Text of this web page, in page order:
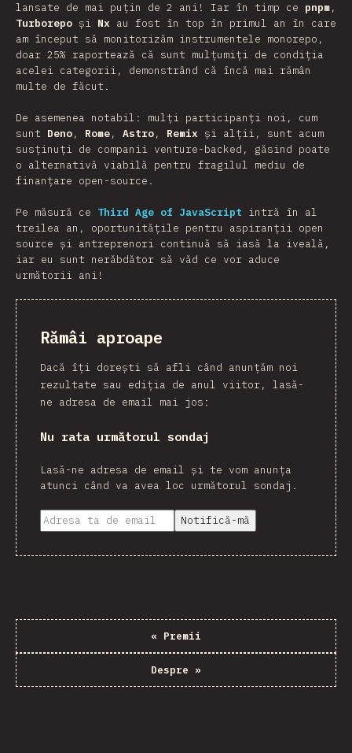
lansate de mai puțin de 2 ani! Iar în timp ce pnpm,
Turborepo și Nx au fost în top în primul an în care
am început să monitorizăm instrumentele monorepo,
doar 25% raportează că sunt mulțumiți de condiția
acelei categorii, demonstrând că încă mai rămân
multe de făcut.
De asemenea notabil: mulți participanți noi, cum
sunt Deno, Rome, Astro, Remix și alții, sunt acum
susținuți de companii venture-backed, găsind poate
o alternativă viabilă pentru fragilul mediu de
finanțare open-source.
Pe măsură ce Third Age of JavaScript intră în al
treilea an, oportunitățile pentru aspiranții open
source și antreprenori continuă să iasă la iveală,
iar eu sunt nerăbdător să văd ce vor aduce
următorii ani!
Rămâi aproape
Dacă îți dorești să afli când anunțăm noi
rezultate sau ediția de anul viitor, lasă-
ne adresa de email mai jos:
Nu rata următorul sondaj
Lasă-ne adresa de email și te vom anunța
atunci când va avea loc următorul sondaj.
Notifică-mă
« Premii
Despre »